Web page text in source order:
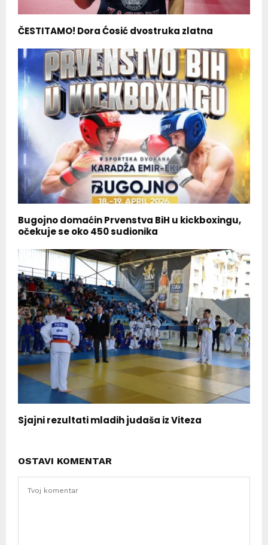
ČESTITAMO! Dora Ćosić dvostruka zlatna
Bugojno domaćin Prvenstva BiH u kickboxingu,
očekuje se oko 450 sudionika
Sjajni rezultati mladih judaša iz Viteza
OSTAVI KOMENTAR